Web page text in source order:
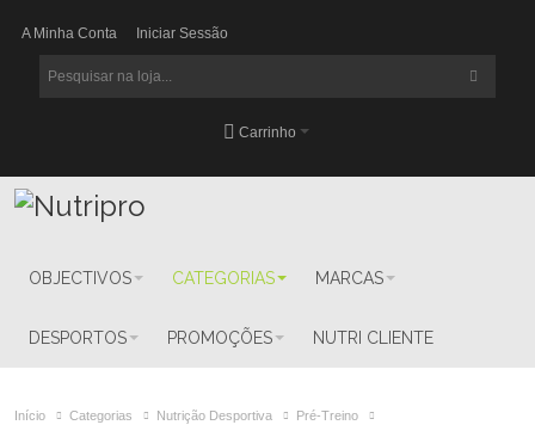
A Minha Conta Iniciar Sessão
Carrinho
OBJECTIVOS CATEGORIAS MARCAS
DESPORTOS PROMOÇÕES NUTRI CLIENTE
Início Categorias Nutrição Desportiva
Pré-Treino